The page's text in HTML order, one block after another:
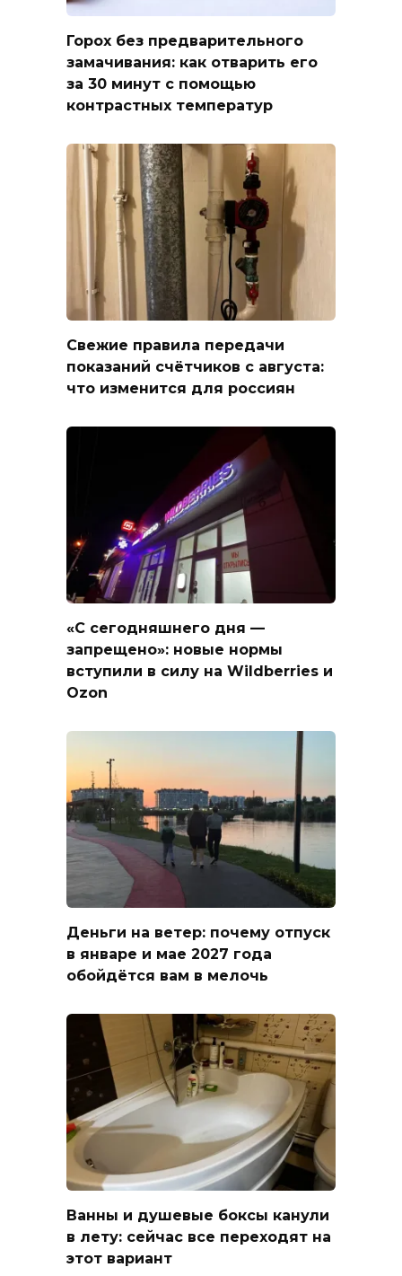
Горох без предварительного
замачивания: как отварить его
за 30 минут с помощью
контрастных температур
Свежие правила передачи
показаний счётчиков с августа:
что изменится для россиян
«С сегодняшнего дня —
запрещено»: новые нормы
вступили в силу на Wildberries и
Ozon
Деньги на ветер: почему отпуск
в январе и мае 2027 года
обойдётся вам в мелочь
Ванны и душевые боксы канули
в лету: сейчас все переходят на
этот вариант